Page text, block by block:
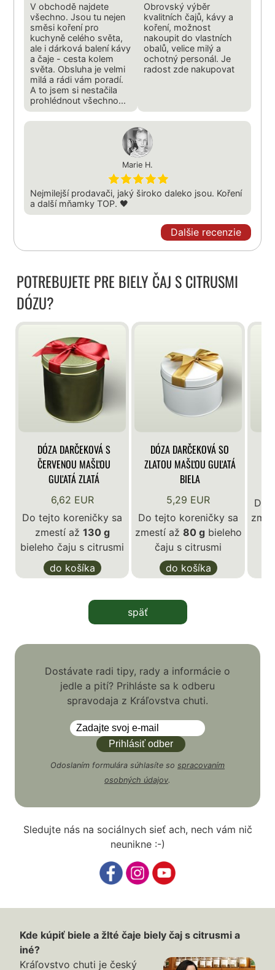
V obchodě najdete
všechno. Jsou tu nejen
směsi koření pro
kuchyně celého světa,
ale i dárková balení kávy
a čaje - cesta kolem
světa. Obsluha je velmi
milá a rádi vám poradí.
A to jsem si nestačila
prohlédnout všechno...
Obrovský výběr
kvalitních čajů, kávy a
koření, možnost
nakoupit do vlastních
obalů, velice milý a
ochotný personál. Je
radost zde nakupovat
Marie H.
Nejmilejší prodavači, jaký široko daleko jsou. Koření
a další mňamky TOP. 🖤
Dalšie recenzie
POTREBUJETE PRE BIELY ČAJ S CITRUSMI
DÓZU?
DÓZA DARČEKOVÁ S
ČERVENOU MAŠĽOU
GUĽATÁ ZLATÁ
6,62 EUR
Do tejto koreničky sa
zmestí až 130 g
bieleho čaju s citrusmi
do košíka
DÓZA DARČEKOVÁ SO
ZLATOU MAŠĽOU GUĽATÁ
BIELA
5,29 EUR
Do tejto koreničky sa
zmestí až 80 gbieleho
čaju s citrusmi
do košíka
Do
späť
Dostávate radi tipy, rady a informácie o
jedle a pití? Prihláste sa k odberu
spravodaja z Kráľovstva chuti.
Odoslaním formulára súhlasíte so spracovaním
osobných údajov.
Sledujte nás na sociálnych sieť ach, nech vám nič
neunikne :-)
Kde kúpiť biele a žlté čaje biely čaj s citrusmi a
iné?
Kráľovstvo chuti je český